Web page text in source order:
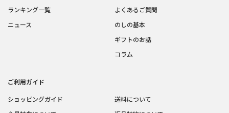
ランキング一覧
ニュース
よくあるご質問
のしの基本
ギフトのお話
コラム
ご利用ガイド
ショッピングガイド
送料について